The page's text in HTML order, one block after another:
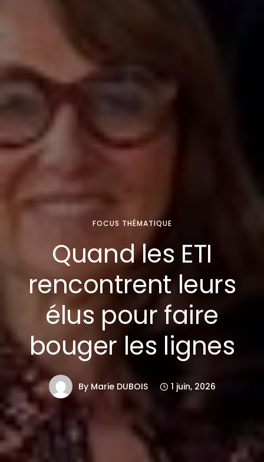
FOCUS THÉMATIQUE
Quand les ETI
rencontrent leurs
élus pour faire
bouger les lignes
By Marie DUBOIS 1 juin, 2026